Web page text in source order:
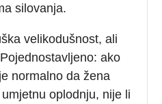
silovanja.
velikodušnost, ali
ako
normalno da žena
oplodnju, nije li